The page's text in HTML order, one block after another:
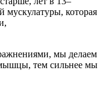
мускулатуры, которая
мы делаем
тем сильнее мы